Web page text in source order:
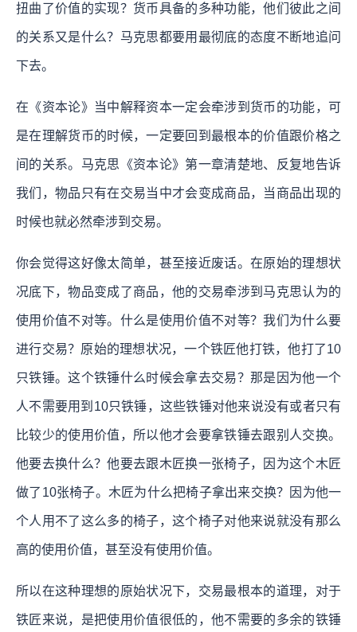
扭曲了价值的实现？货币具备的多种功能，他们彼此之间
的关系又是什么？马克思都要用最彻底的态度不断地追问
下去。
在《资本论》当中解释资本一定会牵涉到货币的功能，可
是在理解货币的时候，一定要回到最根本的价值跟价格之
间的关系。马克思《资本论》第一章清楚地、反复地告诉
我们，物品只有在交易当中才会变成商品，当商品出现的
时候也就必然牵涉到交易。
你会觉得这好像太简单，甚至接近废话。在原始的理想状
况底下，物品变成了商品，他的交易牵涉到马克思认为的
使用价值不对等。什么是使用价值不对等？我们为什么要
进行交易？原始的理想状况，一个铁匠他打铁，他打了10
只铁锤。这个铁锤什么时候会拿去交易？那是因为他一个
人不需要用到10只铁锤，这些铁锤对他来说没有或者只有
比较少的使用价值，所以他才会要拿铁锤去跟别人交换。
他要去换什么？他要去跟木匠换一张椅子，因为这个木匠
做了10张椅子。木匠为什么把椅子拿出来交换？因为他一
个人用不了这么多的椅子，这个椅子对他来说就没有那么
高的使用价值，甚至没有使用价值。
所以在这种理想的原始状况下，交易最根本的道理，对于
铁匠来说，是把使用价值很低的，他不需要的多余的铁锤